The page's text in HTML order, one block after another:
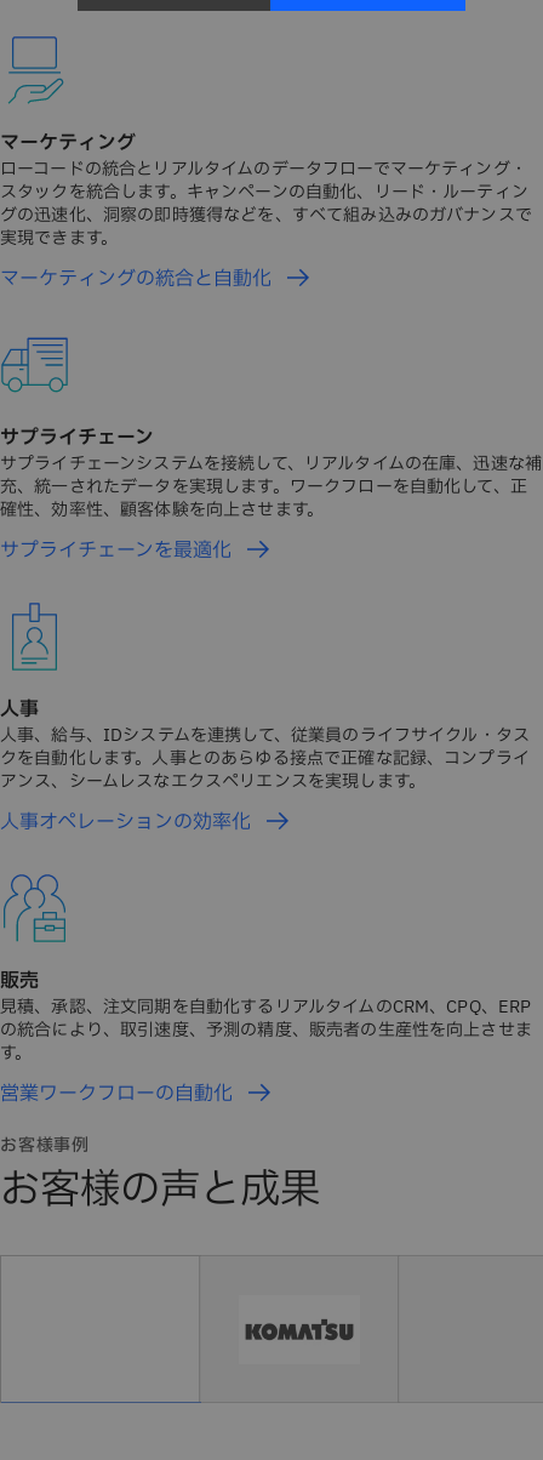
マーケティング
ローコードの統合とリアルタイムのデータフローでマーケティング・
スタックを統合します。キャンペーンの自動化、リード・ルーティン
グの迅速化、洞察の即時獲得などを、すべて組み込みのガバナンスで
実現できます。
マーケティングの統合と自動化
サプライチェーン
サプライチェーンシステムを接続して、リアルタイムの在庫、迅速な補
充、統一されたデータを実現します。ワークフローを自動化して、正
確性、効率性、顧客体験を向上させます。
サプライチェーンを最適化
人事
人事、給与、IDシステムを連携して、従業員のライフサイクル・タス
クを自動化します。人事とのあらゆる接点で正確な記録、コンプライ
アンス、シームレスなエクスペリエンスを実現します。
人事オペレーションの効率化
販売
見積、承認、注文同期を自動化するリアルタイムのCRM、CPQ、ERP
の統合により、取引速度、予測の精度、販売者の生産性を向上させま
す。
営業ワークフローの自動化
お客様事例
お客様の声と成果